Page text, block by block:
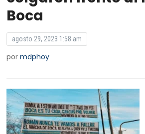
Boca
agosto 29, 2023 1:58 am
pormdphoy